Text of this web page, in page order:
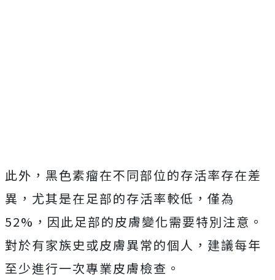
此外，黑色素瘤在不同部位的存活率存在差
異，尤其是在足部的存活率較低，僅為
52%，因此足部的皮膚變化需要特別注意。
對於有家族史或皮膚異常的個人，建議每年
至少進行一次專業皮膚檢查。